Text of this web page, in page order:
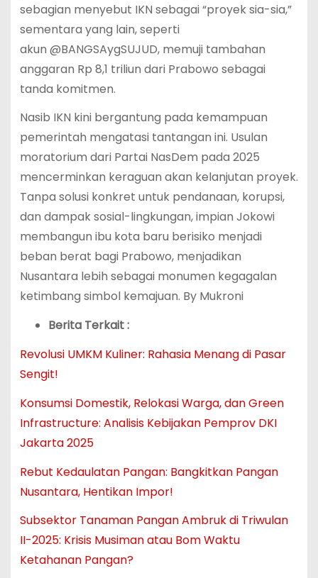
sebagian menyebut IKN sebagai “proyek sia-sia,”
sementara yang lain, seperti
akun @BANGSAygSUJUD, memuji tambahan
anggaran Rp 8,1 triliun dari Prabowo sebagai
tanda komitmen.
Nasib IKN kini bergantung pada kemampuan
pemerintah mengatasi tantangan ini. Usulan
moratorium dari Partai NasDem pada 2025
mencerminkan keraguan akan kelanjutan proyek.
Tanpa solusi konkret untuk pendanaan, korupsi,
dan dampak sosial-lingkungan, impian Jokowi
membangun ibu kota baru berisiko menjadi
beban berat bagi Prabowo, menjadikan
Nusantara lebih sebagai monumen kegagalan
ketimbang simbol kemajuan. By Mukroni
Berita Terkait :
Revolusi UMKM Kuliner: Rahasia Menang di Pasar
Sengit!
Konsumsi Domestik, Relokasi Warga, dan Green
Infrastructure: Analisis Kebijakan Pemprov DKI
Jakarta 2025
Rebut Kedaulatan Pangan: Bangkitkan Pangan
Nusantara, Hentikan Impor!
Subsektor Tanaman Pangan Ambruk di Triwulan
II-2025: Krisis Musiman atau Bom Waktu
Ketahanan Pangan?